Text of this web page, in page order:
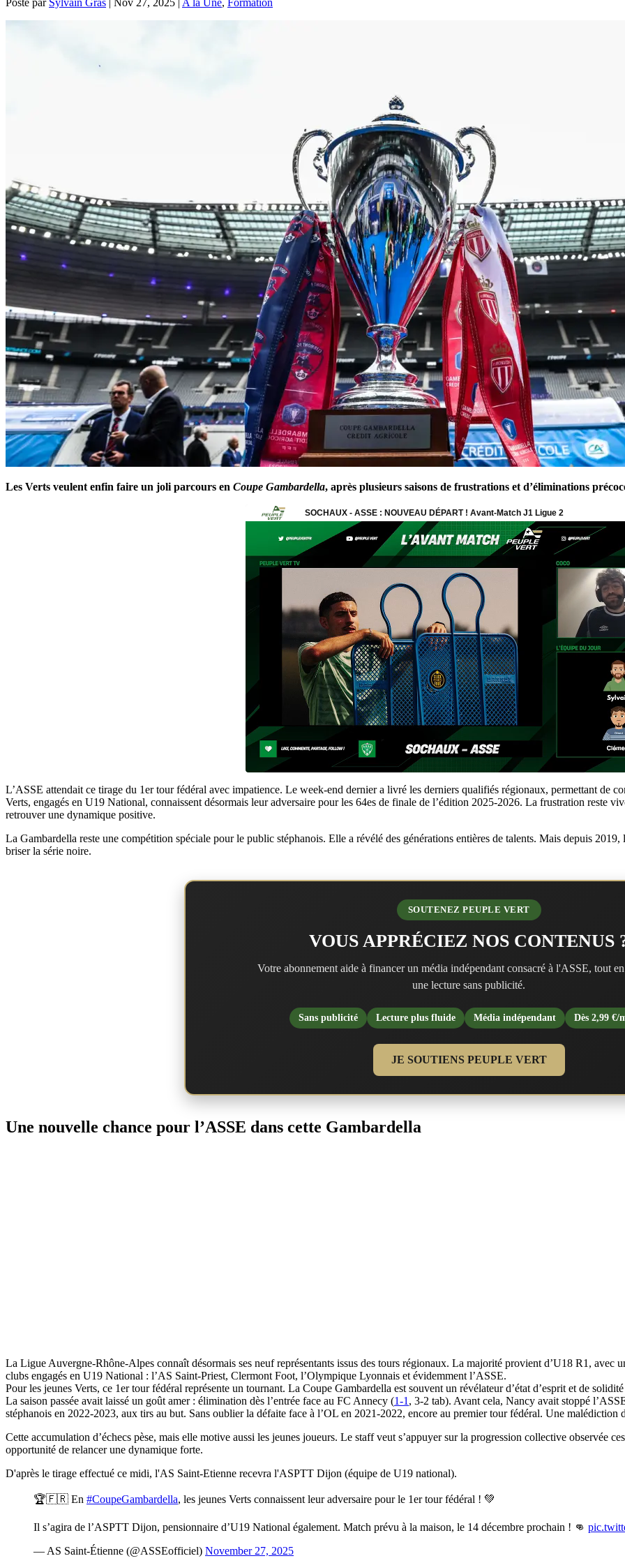
Les Verts veulent enfin faire un joli parcours en Coupe Gambardella, après plusieurs saisons de frustrations et d’éliminations
L’ASSE attendait ce tirage du 1er tour fédéral avec impatience. Le week-end dernier a livré les derniers qualifiés régionaux, permettant de
Verts, engagés en U19 National, connaissent désormais leur adversaire pour les 64es de finale de l’édition 2025-2026. La frustration reste
retrouver une dynamique positive.
La Gambardella reste une compétition spéciale pour le public stéphanois. Elle a révélé des générations entières de talents. Mais depuis
briser la série noire.
SOUTENEZ PEUPLE VERT
VOUS APPRÉCIEZ NOS CONTENUS
Votre abonnement aide à financer un média indépendant consacré à l'ASSE, tout
une lecture sans publicité.
Sans publicité Lecture plus fluide Média indépendant Dès 2,99 €/
JE SOUTIENS PEUPLE VERT
Une nouvelle chance pour l’ASSE dans cette Gambardella
La Ligue Auvergne-Rhône-Alpes connaît désormais ses neuf représentants issus des tours régionaux. La majorité provient d’U18 R1, avec
clubs engagés en U19 National : l’AS Saint-Priest, Clermont Foot, l’Olympique Lyonnais et évidemment l’ASSE.
Pour les jeunes Verts, ce 1er tour fédéral représente un tournant. La Coupe Gambardella est souvent un révélateur d’état d’esprit et de
La saison passée avait laissé un goût amer : élimination dès l’entrée face au FC Annecy (1-1 , 3-2 tab). Avant cela, Nancy avait stoppé
stéphanois en 2022-2023, aux tirs au but. Sans oublier la défaite face à l’OL en 2021-2022, encore au premier tour fédéral. Une malédiction
Cette accumulation d’échecs pèse, mais elle motive aussi les jeunes joueurs. Le staff veut s’appuyer sur la progression collective observée
opportunité de relancer une dynamique forte.
D'après le tirage effectué ce midi, l'AS Saint-Etienne recevra l'ASPTT Dijon (équipe de U19 national).
🏆🇫🇷 En #CoupeGambardella, les jeunes Verts connaissent leur adversaire pour le 1er tour fédéral ! 💚
Il s’agira de l’ASPTT Dijon, pensionnaire d’U19 National également. Match prévu à la maison, le 14 décembre prochain ! 👊
— AS Saint-Étienne (@ASSEofficiel) November 27, 2025